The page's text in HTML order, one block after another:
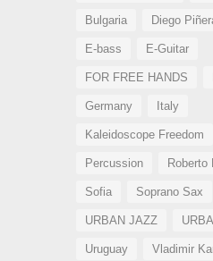
Bulgaria Diego
E-bass E-Guitar
FOR FREE HANDS
Germany Italy
Kaleidoscope Freedom
Percussion Roberto
Sofia Soprano Sax
URBAN JAZZ
Uruguay Vladimir